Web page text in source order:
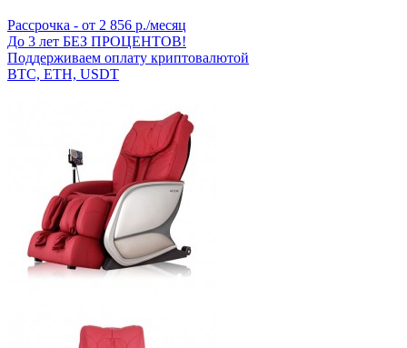
Рассрочка - от 2 856 р./месяц
До 3 лет БЕЗ ПРОЦЕНТОВ!
Поддерживаем оплату криптовалютой
BTC, ETH, USDT